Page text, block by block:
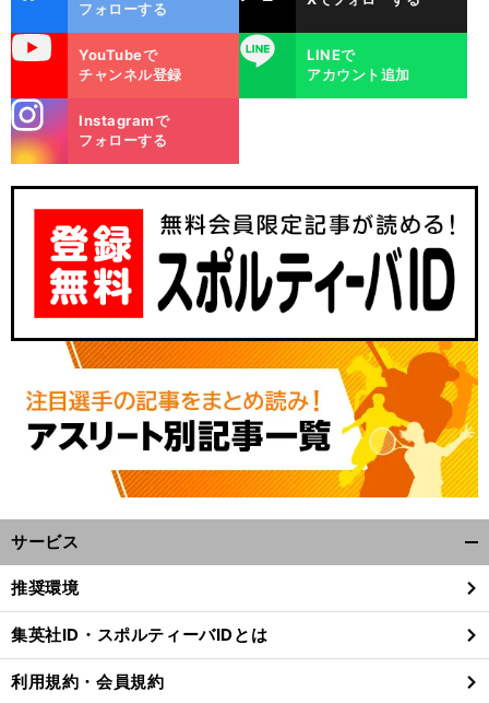
フォローする
YouTubeで
チャンネル登録
LINE
LINEで
アカウント追加
m
Instagramで
フォローする
サービス
閉
る
推奨環境
集英社ID・スポルティーバIDとは
利用規約・会員規約